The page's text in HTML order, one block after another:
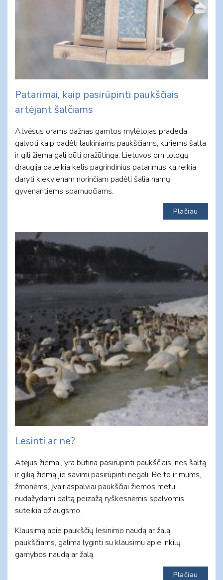
Patarimai, kaip pasirūpinti paukščiais
artėjant šalčiams
Atvėsus orams dažnas gamtos mylėtojas pradeda
galvoti kaip padėti laukiniams paukščiams, kuriems šalta
ir gili žiema gali būti pražūtinga. Lietuvos ornitologų
draugija pateikia kelis pagrindinius patarimus ką reikia
daryti kiekvienam norinčiam padėti šalia namų
gyvenantiems sparnuočiams.
Plačiau
Lesinti ar ne?
Atėjus žiemai, yra būtina pasirūpinti paukščiais, nes šaltą
ir gilią žiemą jie savimi pasirūpinti negali. Be to ir mums,
žmonėms, įvairiaspalviai paukščiai žiemos metu
nudažydami baltą peizažą ryškesnėmis spalvomis
suteikia džiaugsmo.
Klausimą apie paukščių lesinimo naudą ar žalą
paukščiams, galima lyginti su klausimu apie inkilų
gamybos naudą ar žalą.
Plačiau